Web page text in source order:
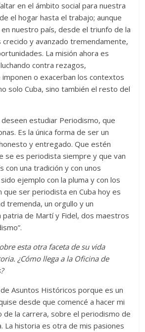
en el ámbito social para nuestra
el hogar hasta el trabajo; aunque
nuestro país, desde el triunfo de la
crecido y avanzado tremendamente,
La misión ahora es
contra rezagos,
o exacerban los contextos
solo Cuba, sino también el resto del
deseen estudiar Periodismo, que
Es la única forma de ser un
y entregado. Que estén
se es periodista siempre y que van
con una tradición y con unos
ejemplo con la pluma y con los
que ser periodista en Cuba hoy es
tremenda, un orgullo y un
patria de Martí y Fidel, dos maestros
esta otra faceta de su vida
¿Cómo llega a la Oficina de
Asuntos Históricos porque es un
desde que comencé a hacer mi
de la carrera, sobre el periodismo de
La historia es otra de mis pasiones